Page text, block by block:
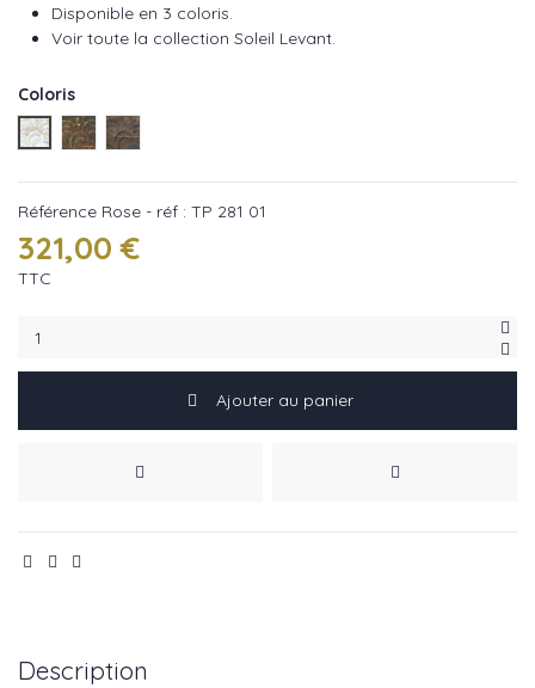
Disponible en 3 coloris.
Voir toute la collection Soleil Levant
Coloris
Rose - réf : TP 281 01
Brun - réf : TP 281 03
Bleu - réf : TP 281 04
Référence Rose - réf : TP 281 01
321,00 €
TTC
Ajouter au panier
Description